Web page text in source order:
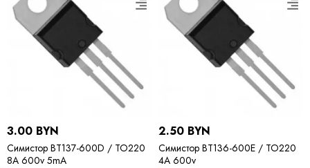
3.00 BYN
Симистор BT137-600D / TO220
8A 600v 5mA
2.50 BYN
Симистор BT136-600E / TO220
4A 600v